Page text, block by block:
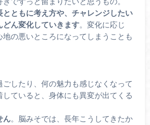
とともに考え方や、チャレンジしたい
どん変化していきます。変化に応じ
の悪いところになってしまうことも
したり、何の魅力も感じなくなって
していると、身体にも異変が出てくる
ん。脳みそでは、長年こうしてきたか